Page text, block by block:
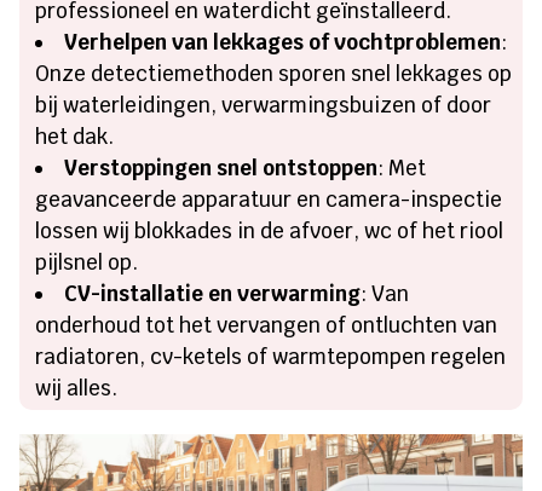
professioneel en waterdicht geïnstalleerd.
Verhelpen van lekkages of vochtproblemen:
Onze detectiemethoden sporen snel lekkages op
bij waterleidingen, verwarmingsbuizen of door
het dak.
Verstoppingen snel ontstoppen: Met
geavanceerde apparatuur en camera-inspectie
lossen wij blokkades in de afvoer, wc of het riool
pijlsnel op.
CV-installatie en verwarming: Van
onderhoud tot het vervangen of ontluchten van
radiatoren, cv-ketels of warmtepompen regelen
wij alles.